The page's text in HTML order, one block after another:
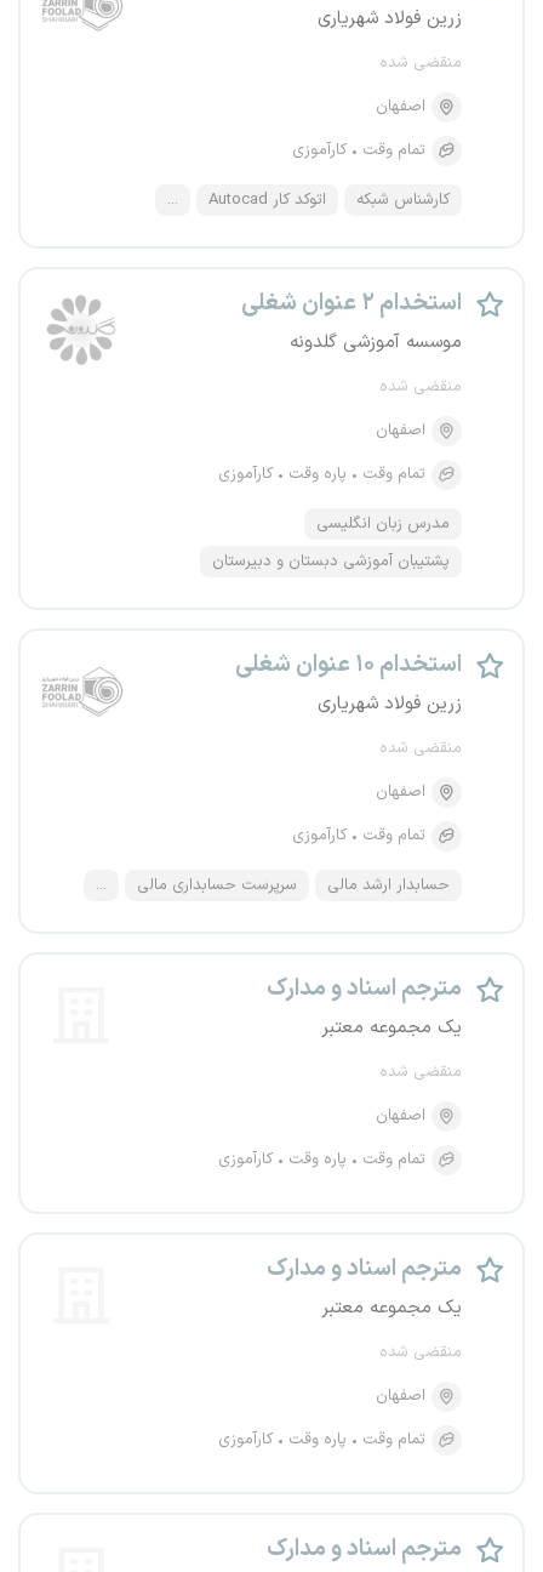
زرین فولاد شهریاری
منقضی شده
اصفهان
تمام وقت
کارآموزی
کارشناس شبکه اتوکد کار Autocad ...
استخدام ۲ عنوان شغلی
موسسه آموزشی گلدونه
منقضی شده
اصفهان
تمام وقت
پاره وقت کارآموزی
مدرس زبان انگلیسی
پشتیبان آموزشی دبستان و دبیرستان
استخدام ۱۰ عنوان شغلی
زرین فولاد شهریاری
منقضی شده
اصفهان
تمام وقت
کارآموزی
حسابدار ارشد مالی سرپرست حسابداری مالی ...
مترجم اسناد و مدارک
یک مجموعه معتبر
منقضی شده
اصفهان
تمام وقت
پاره وقت کارآموزی
مترجم اسناد و مدارک
یک مجموعه معتبر
منقضی شده
اصفهان
تمام وقت
پاره وقت کارآموزی
مترجم اسناد و مدارک